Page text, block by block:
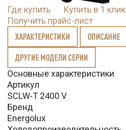
Где купить
Купить в 1 клик
Получить прайс-лист
ХАРАКТЕРИСТИКИ ОПИСАНИЕ
ДРУГИЕ МОДЕЛИ СЕРИИ
Основные характеристики
Артикул
SCLW-T 2400 V
Бренд
Energolux